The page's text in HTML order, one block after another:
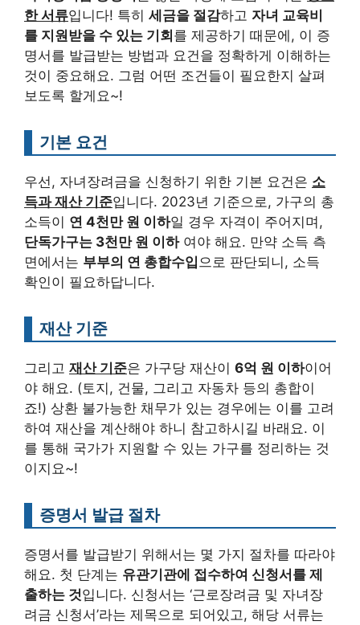
한 서류입니다! 특히 세금을 절감하고 자녀 교육비
를 지원받을 수 있는 기회를 제공하기 때문에, 이 증
명서를 발급받는 방법과 요건을 정확하게 이해하는
것이 중요해요. 그럼 어떤 조건들이 필요한지 살펴
보도록 할게요~!
기본 요건
우선, 자녀장려금을 신청하기 위한 기본 요건은 소
득과 재산 기준입니다. 2023년 기준으로, 가구의 총
소득이 연 4천만 원 이하일 경우 자격이 주어지며,
단독가구는 3천만 원 이하여야 해요. 만약 소득 측
면에서는 부부의 연 총합수입 으로 판단되니, 소득
확인이 필요하답니다.
재산 기준
그리고 재산 기준은 가구당 재산이 6억 원 이하이어
야 해요. (토지, 건물, 그리고 자동차 등의 총합이
죠!) 상환 불가능한 채무가 있는 경우에는 이를 고려
하여 재산을 계산해야 하니 참고하시길 바래요. 이
를 통해 국가가 지원할 수 있는 가구를 정리하는 것
이지요~!
증명서 발급 절차
증명서를 발급받기 위해서는 몇 가지 절차를 따라야
해요. 첫 단계는 유관기관에 접수하여 신청서를 제
출하는 것입니다. 신청서는 ‘근로장려금 및 자녀장
려금 신청서’라는 제목으로 되어있고, 해당 서류는